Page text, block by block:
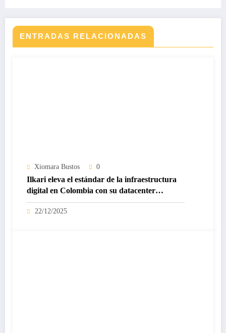
ENTRADAS RELACIONADAS
Xiomara Bustos 0
Ilkari eleva el estándar de la infraestructura
digital en Colombia con su datacenter
certificado Nivel IV de ICREA
22/12/2025